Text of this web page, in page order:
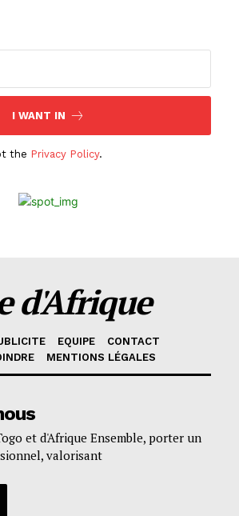
I WANT IN
the Privacy Policy.
d'Afrique
EQUIPE
CONTACT
MENTIONS LÉGALES
et d'Afrique Ensemble, porter un
valorisant